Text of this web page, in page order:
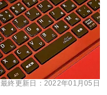
最終更新日： 2022年01月05日